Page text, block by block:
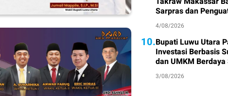
Sarpras dan
Atlet
4/08/2026
10.Bupati Luwu Utara
Investasi Berbasis
dan UMKM
3/08/2026